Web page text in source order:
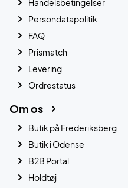
Handelsbetingelser
Persondatapolitik
FAQ
Prismatch
Levering
Ordrestatus
Om os
Butik på Frederiksberg
Butik i Odense
B2B Portal
Holdtøj